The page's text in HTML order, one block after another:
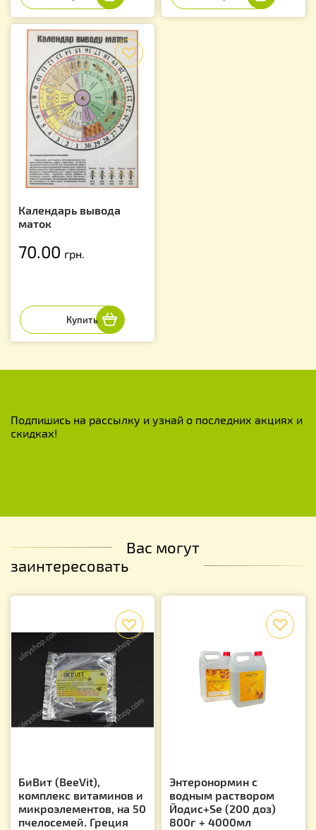
Календарь вывода
маток
70.00 грн.
Подпишись на рассылку и узнай о последних акциях и
скидках!
Вас могут
заинтересовать
БиВит (BeeVit),
комплекс витаминов и
микроэлементов, на 50
пчелосемей. Греция
Энтеронормин с
водным раствором
Йодис+Se (200 доз)
800г + 4000мл